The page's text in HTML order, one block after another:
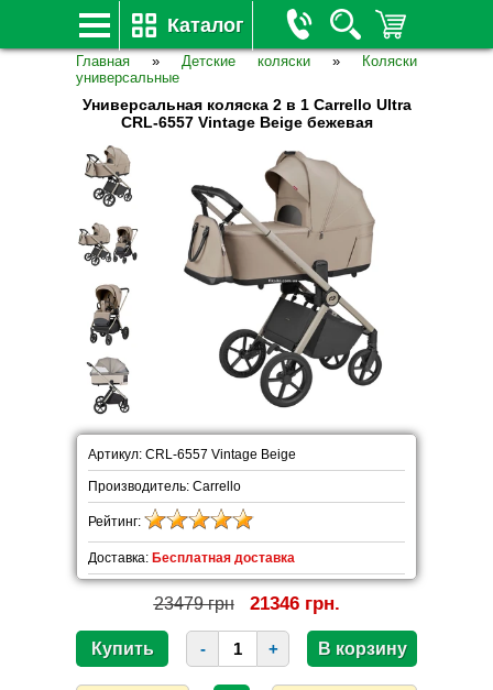
Каталог
Главная » Детские коляски »
Коляски
универсальные
Универсальная коляска 2 в 1 Carrello Ultra
CRL-6557 Vintage Beige бежевая
Артикул: CRL-6557 Vintage Beige
Производитель: Carrello
Рейтинг:
Доставка: Бесплатная доставка
23479 грн 21346 грн.
- +